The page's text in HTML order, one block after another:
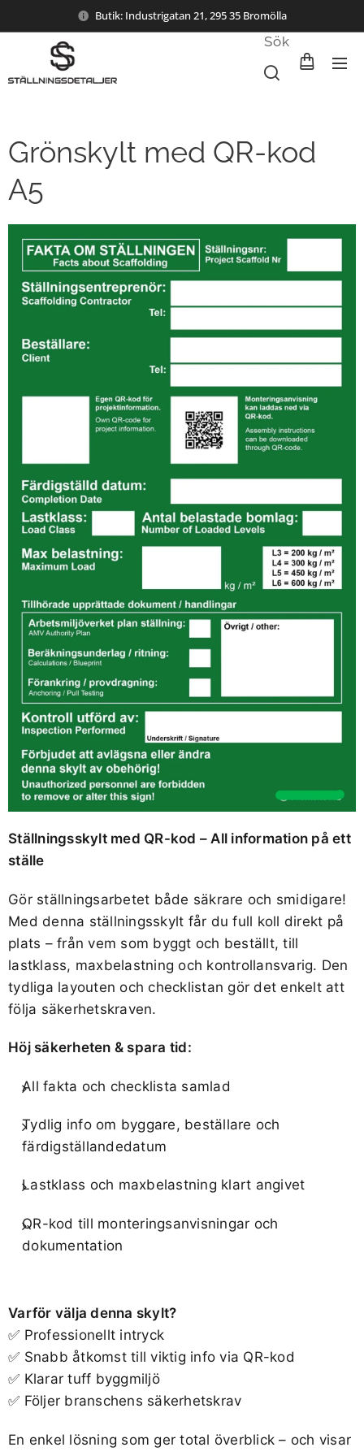
Butik: Industrigatan 21, 295 35 Bromölla
Sök
Grönskylt med QR-kod
A5
Ställningsskylt med QR-kod – All information på ett
ställe
Gör ställningsarbetet både säkrare och smidigare!
Med denna ställningsskylt får du full koll direkt på
plats – från vem som byggt och beställt, till
lastklass, maxbelastning och kontrollansvarig. Den
tydliga layouten och checklistan gör det enkelt att
följa säkerhetskraven.
Höj säkerheten & spara tid:
All fakta och checklista samlad
Tydlig info om byggare, beställare och
färdigställandedatum
Lastklass och maxbelastning klart angivet
QR-kod till monteringsanvisningar och
dokumentation
Varför välja denna skylt?
✅ Professionellt intryck
✅ Snabb åtkomst till viktig info via QR-kod
✅ Klarar tuff byggmiljö
✅ Följer branschens säkerhetskrav
En enkel lösning som ger total överblick – och visar